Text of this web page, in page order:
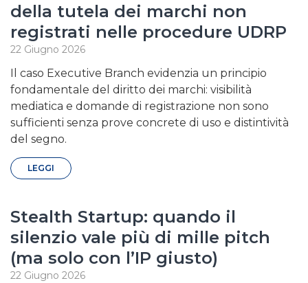
della tutela dei marchi non
registrati nelle procedure UDRP
22 Giugno 2026
Il caso Executive Branch evidenzia un principio
fondamentale del diritto dei marchi: visibilità
mediatica e domande di registrazione non sono
sufficienti senza prove concrete di uso e distintività
del segno.
LEGGI
Stealth Startup: quando il
silenzio vale più di mille pitch
(ma solo con l’IP giusto)
22 Giugno 2026